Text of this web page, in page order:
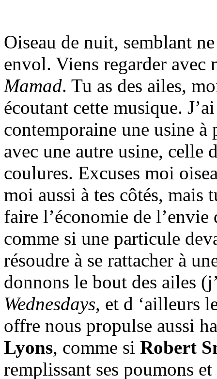
Oiseau de nuit, semblant
envol. Viens regarder avec
Mamad. Tu as des ailes,
écoutant cette musique.
contemporaine une usine
avec une autre usine, celle
coulures. Excuses moi
moi aussi à tes côtés, mais
faire l’économie de l’envie
comme si une particule
résoudre à se rattacher à
donnons le bout des ailes
Wednesdays, et d ‘ailleurs
offre nous propulse aussi
Lyons, comme si Robert
remplissant ses poumons